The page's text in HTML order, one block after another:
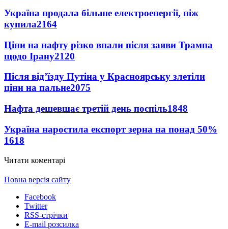
Україна продала більше електроенергії, ніж
купила2164
Ціни на нафту різко впали після заяви Трампа
щодо Ірану2120
Після від’їзду Путіна у Красноярську злетіли
ціни на пальне2075
Нафта дешевшає третій день поспіль1848
Україна наростила експорт зерна на понад 50%
1618
Читати коментарі
Повна версія сайту
Facebook
Twitter
RSS-стрічки
E-mail розсилка